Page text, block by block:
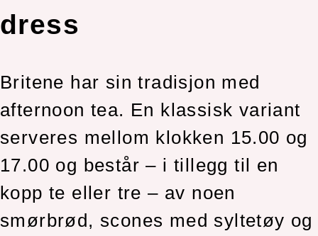
dress
Britene har sin tradisjon med
afternoon tea. En klassisk variant
serveres mellom klokken 15.00 og
17.00 og består – i tillegg til en
kopp te eller tre – av noen
smørbrød, scones med syltetøy og